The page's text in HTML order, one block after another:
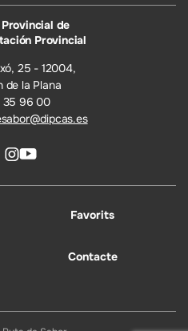
de
Provincial
25 - 12004,
de la Plana
35 96 00
Favorits
Contacte